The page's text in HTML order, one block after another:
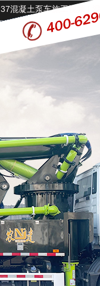
37混凝土泵车施工视频